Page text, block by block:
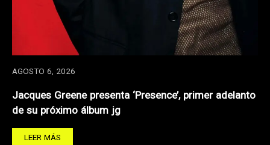
AGOSTO 6, 2026
Jacques Greene presenta ‘Presence’, primer adelanto
de su próximo álbum jg
LEER MÁS